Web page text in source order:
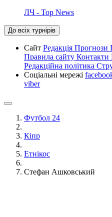
ЛЧ - Top News
До всіх турнірів
Сайт Редакція Прогнози
Правила сайту Контакти
Редакційна політика
Соціальні мережі
viber
Футбол 24
Кіпр
Етнікос
Стефан Ашковський